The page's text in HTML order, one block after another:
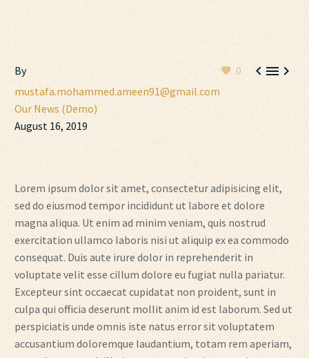
0 
By
mustafa.mohammed.ameen91@gmail.com
Our News (Demo)
August 16, 2019
Lorem ipsum dolor sit amet, consectetur adipisicing elit,
sed do eiusmod tempor incididunt ut labore et dolore
magna aliqua. Ut enim ad minim veniam, quis nostrud
exercitation ullamco laboris nisi ut aliquip ex ea commodo
consequat. Duis aute irure dolor in reprehenderit in
voluptate velit esse cillum dolore eu fugiat nulla pariatur.
Excepteur sint occaecat cupidatat non proident, sunt in
culpa qui officia deserunt mollit anim id est laborum. Sed ut
perspiciatis unde omnis iste natus error sit voluptatem
accusantium doloremque laudantium, totam rem aperiam,